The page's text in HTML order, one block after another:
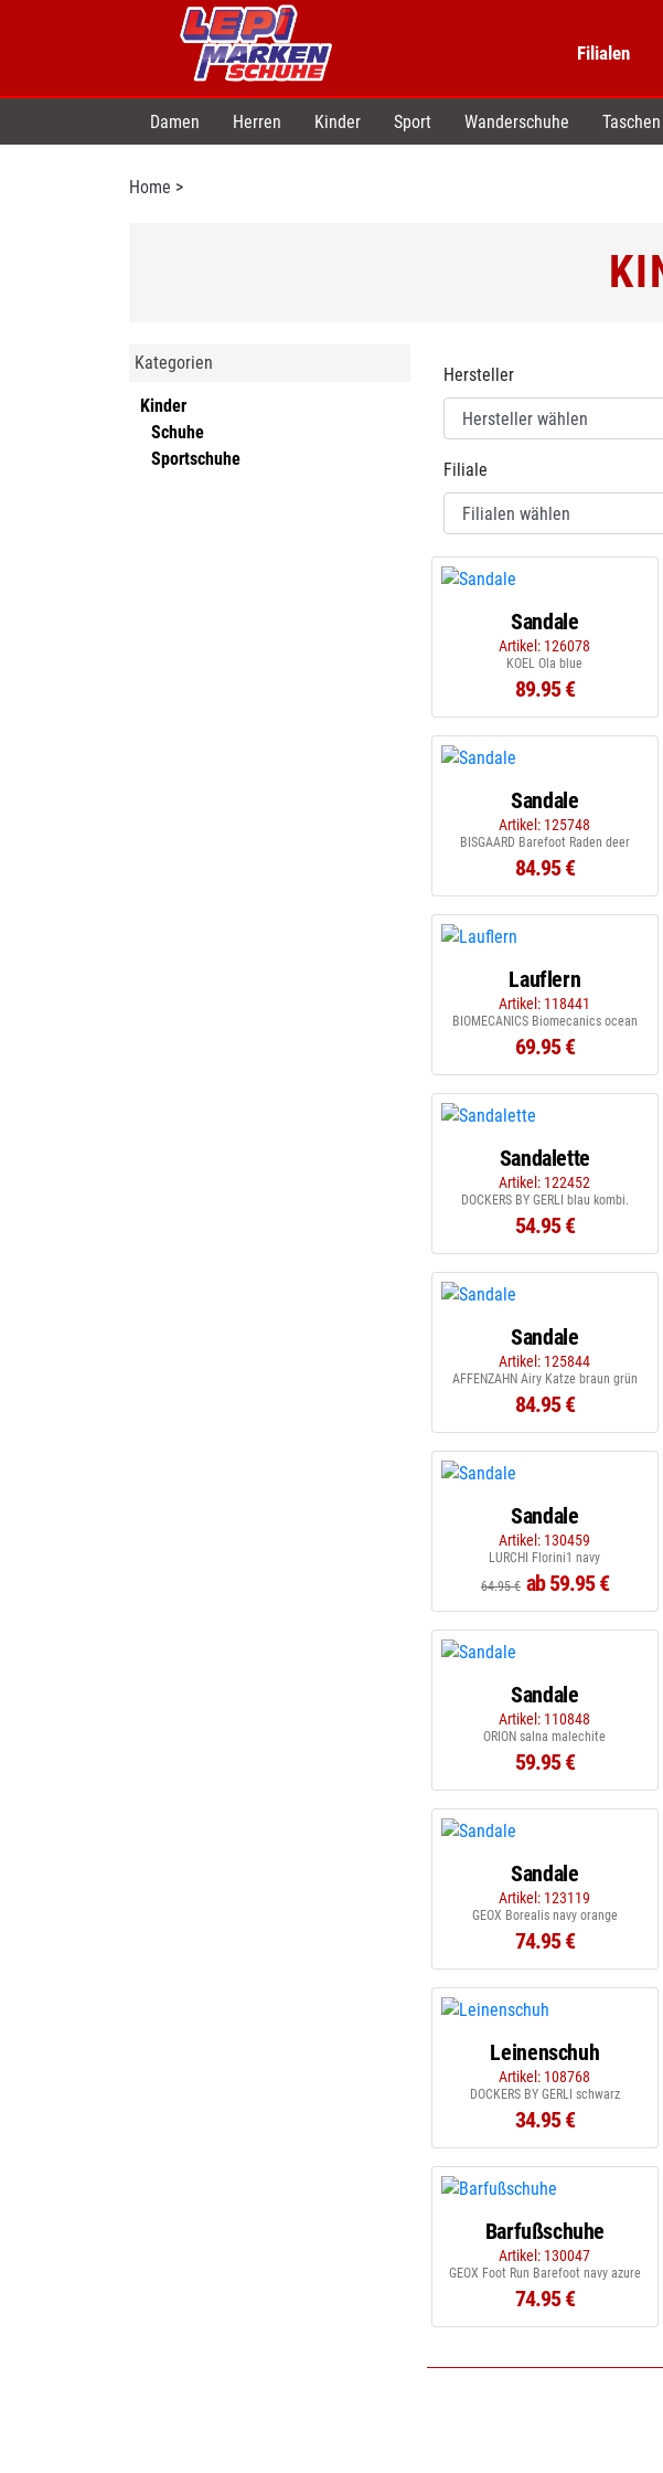
Filialen
Damen Herren Kinder Sport Wanderschuhe Taschen
Home >
Kategorien
Kinder
Schuhe
Sportschuhe
Hersteller
Filiale
Sandale
Artikel: 126078
KOEL Ola blue
89.95 €
Sandale
Artikel: 125748
BISGAARD Barefoot Raden deer
84.95 €
Lauflern
Artikel: 118441
BIOMECANICS Biomecanics ocean
69.95 €
Sandalette
Artikel: 122452
DOCKERS BY GERLI blau kombi.
54.95 €
Sandale
Artikel: 125844
AFFENZAHN Airy Katze braun grün
84.95 €
Sandale
Artikel: 130459
LURCHI Florini1 navy
64.95 € ab 59.95 €
Sandale
Artikel: 110848
ORION salna malechite
59.95 €
Sandale
Artikel: 123119
GEOX Borealis navy orange
74.95 €
Leinenschuh
Artikel: 108768
DOCKERS BY GERLI schwarz
34.95 €
Barfußschuhe
Artikel: 130047
GEOX Foot Run Barefoot navy azure
74.95 €